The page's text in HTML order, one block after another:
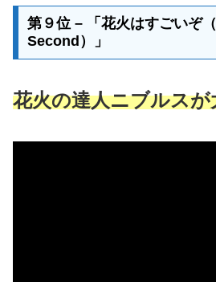
第９位 – 「花火はすごいぞ
Second）」
花火の達人ニブルスが